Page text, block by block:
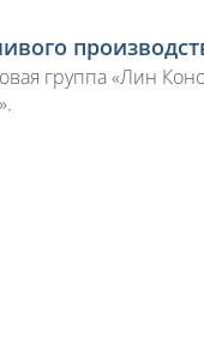
группа «Лин